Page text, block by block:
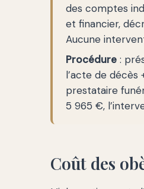
des comptes
et financier,
Aucune
Procédure :
l’acte de
prestataire
5 965 €,
Coût des